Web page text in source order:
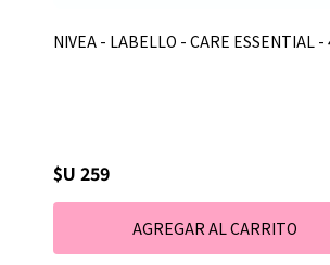
NIVEA - LABELLO - CARE ESSENTIAL -
$U 259